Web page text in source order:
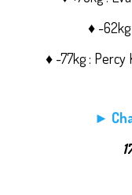
♦ -62kg
♦ -77kg : Percy
►